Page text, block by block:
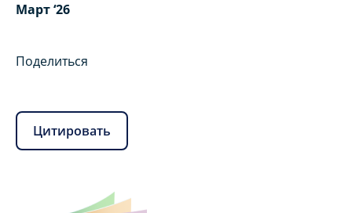
Март ‘26
Поделиться
Цитировать